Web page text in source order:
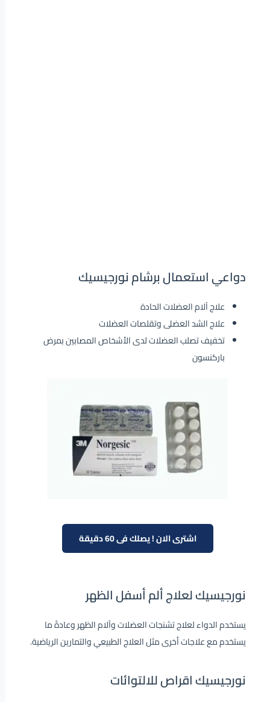
دواعي استعمال برشام نورجيسيك
علاج آلام العضلات الحادة
علاج الشد العضلى وتقلصات العضلات
تخفيف تصلب العضلات لدى الأشخاص المصابين بمرض
باركنسون
اشترى الان ! يصلك فى 60 دقيقة
نورجيسيك لعلاج ألم أسفل الظهر
يستخدم الدواء لعلاج تشنجات العضلات وآلام الظهر وعادةً ما
يستخدم مع علاجات أخرى مثل العلاج الطبيعي والتمارين الرياضية.
نورجيسيك اقراص للالتوائات